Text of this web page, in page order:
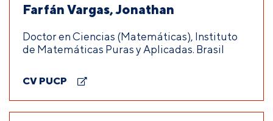
Farfán Vargas, Jonathan
Doctor en Ciencias (Matemáticas), Instituto
de Matemáticas Puras y Aplicadas. Brasil
CV PUCP